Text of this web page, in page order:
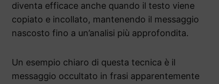
diventa efficace anche quando il testo viene
copiato e incollato, mantenendo il messaggio
nascosto fino a un’analisi più approfondita.
Un esempio chiaro di questa tecnica è il
messaggio occultato in frasi apparentemente